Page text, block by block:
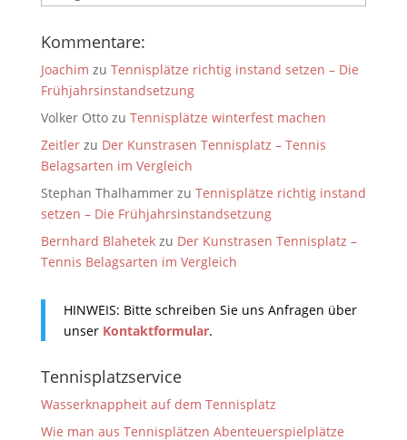
Kategorien
Kommentare:
Joachim zu Tennisplätze richtig instand setzen – Die
Frühjahrsinstandsetzung
Volker Ottozu Tennisplätze winterfest machen
Zeitlerzu Der Kunstrasen Tennisplatz – Tennis
Belagsarten im Vergleich
Stephan Thalhammerzu Tennisplätze richtig instand
setzen – Die Frühjahrsinstandsetzung
Bernhard Blahetekzu Der Kunstrasen Tennisplatz –
Tennis Belagsarten im Vergleich
HINWEIS: Bitte schreiben Sie uns Anfragen über
unser Kontaktformular.
Tennisplatzservice
Wasserknappheit auf dem Tennisplatz
Wie man aus Tennisplätzen Abenteuerspielplätze